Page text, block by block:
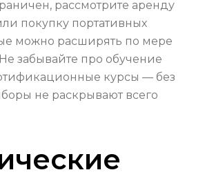
рассмотрите аренду
покупку портативных
можно расширять по мере
забывайте про обучение
курсы — без
не раскрывают всего